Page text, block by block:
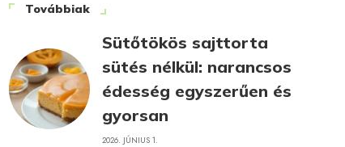
Továbbiak
Sütőtökös sajttorta
sütés nélkül: narancsos
édesség egyszerűen és
gyorsan
2026. JÚNIUS 1.